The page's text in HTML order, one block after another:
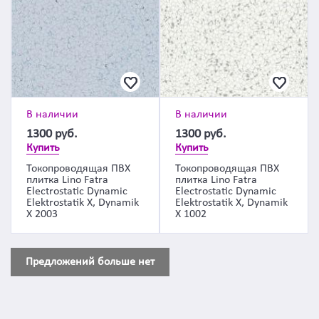
В наличии
1300 руб.
Купить
Токопроводящая ПВХ
плитка Lino Fatra
Electrostatic Dynamic
Elektrostatik X, Dynamik
X 2003
В наличии
1300 руб.
Купить
Токопроводящая ПВХ
плитка Lino Fatra
Electrostatic Dynamic
Elektrostatik X, Dynamik
X 1002
Предложений больше нет